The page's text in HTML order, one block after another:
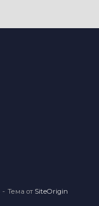
Тема от SiteOrigin